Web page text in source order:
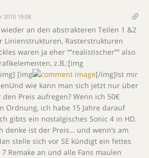
2010 19:08
an den abstrakteren Teilen 1 &2
Linienstrukturen, Rasterstrukturen
waren ja eher “”realistischer”” also
z.B.:[img
[img
[/img]Ist mir
wie kann man sich jetzt nur über
Preis aufregen? Wenn ich 50€
Ordnung, ich habe 15 Jahre darauf
gibts ein nostalgisches Sonic 4 in HD.
denke ist der Preis… und wenn’s am
stelle sich vor SE kündigt ein fettes
Remake an und alle Fans maulen